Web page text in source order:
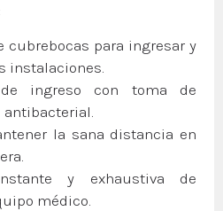
cubrebocas para ingresar y
instalaciones.
ingreso con toma de
la sana distancia en
y exhaustiva de
médico.